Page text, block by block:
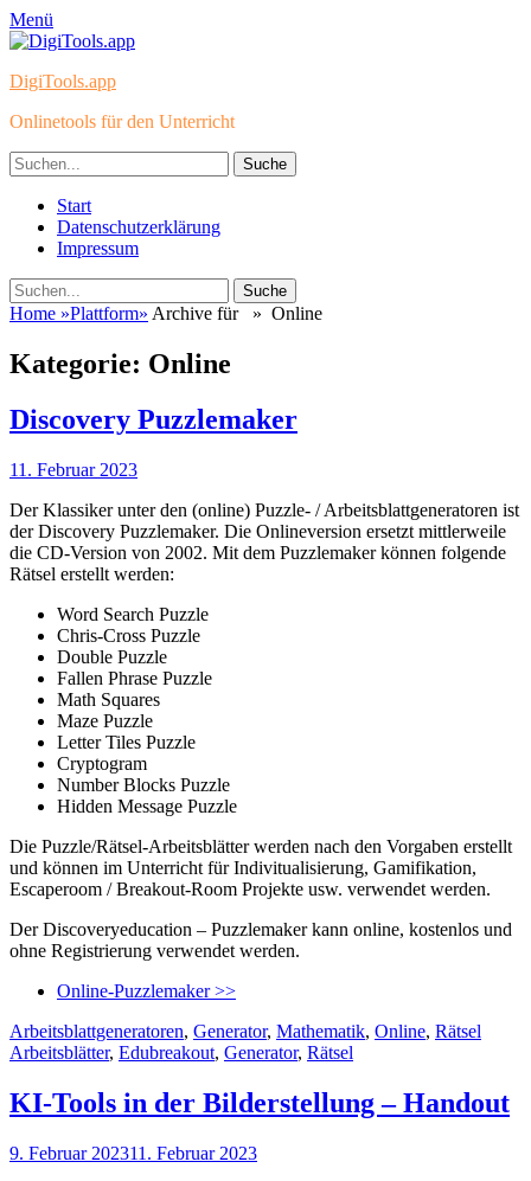
Menü
DigiTools.app
Onlinetools für den Unterricht
Suche
nach:
Primäres
Menü
Zum
Inhalt
springen
Start
Datenschutzerklärung
Impressum
Suchen
Suche
nach:
Home »Plattform» Archive für » Online
Kategorie: Online
Discovery Puzzlemaker
Veröffentlicht
11. Februar 2023
Der Klassiker unter den (online) Puzzle- / Arbeitsblattgeneratoren ist
der Discovery Puzzlemaker. Die Onlineversion ersetzt mittlerweile
die CD-Version von 2002. Mit dem Puzzlemaker können folgende
Rätsel erstellt werden:
Word Search Puzzle
Chris-Cross Puzzle
Double Puzzle
Fallen Phrase Puzzle
Math Squares
Maze Puzzle
Letter Tiles Puzzle
Cryptogram
Number Blocks Puzzle
Hidden Message Puzzle
Die Puzzle/Rätsel-Arbeitsblätter werden nach den Vorgaben erstellt
und können im Unterricht für Indivitualisierung, Gamifikation,
Escaperoom / Breakout-Room Projekte usw. verwendet werden.
Der Discoveryeducation – Puzzlemaker kann online, kostenlos und
ohne Registrierung verwendet werden.
Online-Puzzlemaker >>
Kategorien
Arbeitsblattgeneratoren, Generator, Mathematik, Online, Rätsel
Arbeitsblätter, Edubreakout, Generator, Rätsel
KI-Tools in der Bilderstellung – Handout
Veröffentlicht
9. Februar 202311. Februar 2023